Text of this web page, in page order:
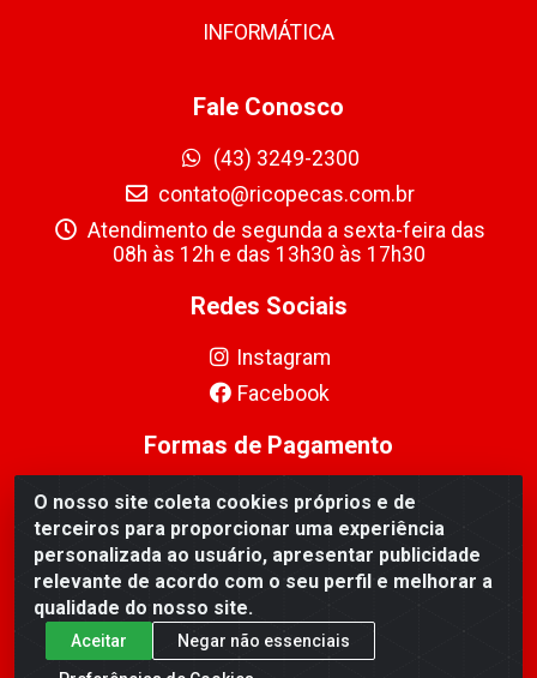
O nosso site coleta cookies próprios e de
terceiros para proporcionar uma experiência
personalizada ao usuário, apresentar publicidade
relevante de acordo com o seu perfil e melhorar a
qualidade do nosso site.
Aceitar
Negar não essenciais
INFORMÁTICA
Fale Conosco
(43) 3249-2300
contato@ricopecas.com.br
Atendimento de segunda a sexta-feira das
08h às 12h e das 13h30 às 17h30
Redes Sociais
Instagram
Facebook
Formas de Pagamento
Ricopeças Comércio de componentes Eletrônicos Ltda -
Rua Alicio Francisco Mafra, 968 - Jardim Taroba,
Cambé/PR - CEP 86.191-390 - CNPJ 06.241.208/0001-
89